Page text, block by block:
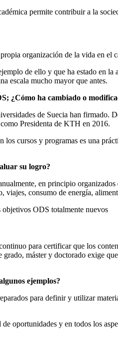
permite contribuir a la
organización de la vida en el
de ello y que ha estado en
escala mucho mayor que antes.
¿Cómo ha cambiado o
de Suecia han firmado.
Presidenta de KTH en 2016.
cursos y programas es una
su logro?
en principio
consumo de energía,
ODS totalmente nuevos
para certificar que los
máster y doctorado exige
ejemplos?
para definir y utilizar
oportunidades y en todos los